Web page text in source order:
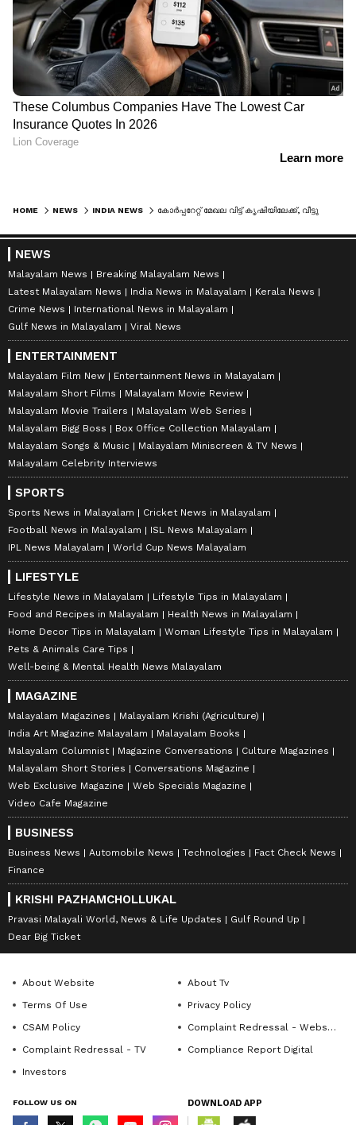
HOME NEWS INDIA NEWS
NEWS
Malayalam News
Breaking Malayalam News
Latest Malayalam News
India News in Malayalam
Kerala News
Crime News
International News in Malayalam
Gulf News in Malayalam
Viral News
ENTERTAINMENT
Malayalam Film New
Entertainment News in Malayalam
Malayalam Short Films
Malayalam Movie Review
Malayalam Movie Trailers
Malayalam Web Series
Malayalam Bigg Boss
Box Office Collection Malayalam
Malayalam Songs & Music
Malayalam Miniscreen & TV News
Malayalam Celebrity Interviews
SPORTS
Sports News in Malayalam
Cricket News in Malayalam
Football News in Malayalam
ISL News Malayalam
IPL News Malayalam
World Cup News Malayalam
LIFESTYLE
Lifestyle News in Malayalam
Lifestyle Tips in Malayalam
Food and Recipes in Malayalam
Health News in Malayalam
Home Decor Tips in Malayalam
Woman Lifestyle Tips in Malayalam
Pets & Animals Care Tips
Well-being & Mental Health News Malayalam
MAGAZINE
Malayalam Magazines
Malayalam Krishi (Agriculture)
India Art Magazine Malayalam
Malayalam Books
Malayalam Columnist
Magazine Conversations
Culture Magazines
Malayalam Short Stories
Conversations Magazine
Web Exclusive Magazine
Web Specials Magazine
Video Cafe Magazine
BUSINESS
Business News Automobile News Technologies
Fact Check News
Finance
KRISHI PAZHAMCHOLLUKAL
Pravasi Malayali World, News & Life Updates
Gulf Round Up
Dear Big Ticket
About Website
About Tv
Terms Of Use
Privacy Policy
CSAM Policy
Complaint Redressal - Website
Complaint Redressal - TV
Compliance Report Digital
Investors
FOLLOW US ON DOWNLOAD APP